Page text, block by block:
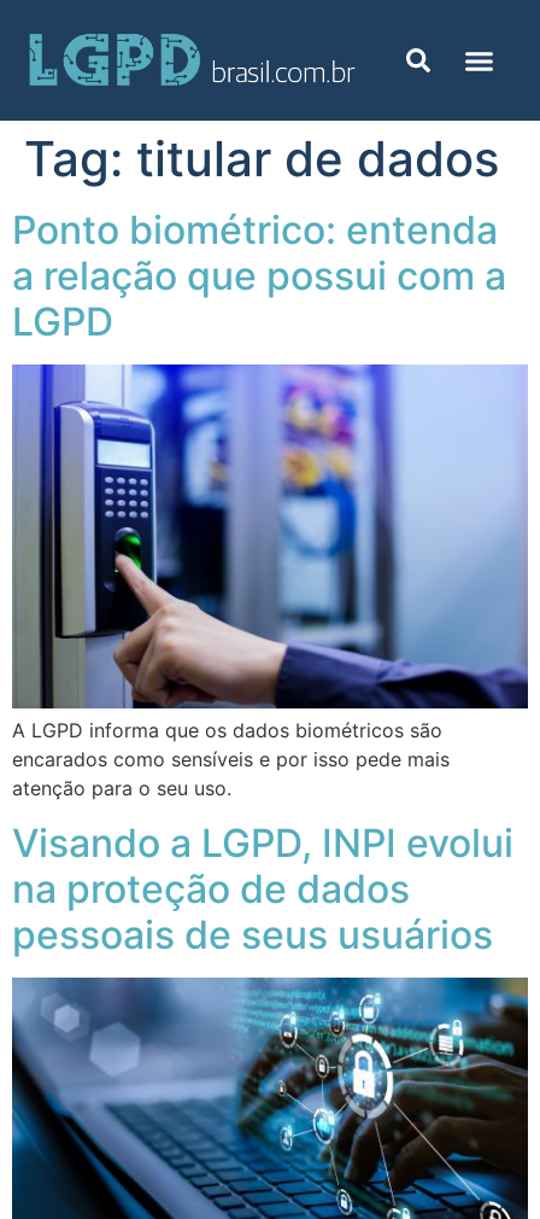
Tag: titular de dados
Ponto biométrico: entenda
a relação que possui com a
LGPD
A LGPD informa que os dados biométricos são
encarados como sensíveis e por isso pede mais
atenção para o seu uso.
Visando a LGPD, INPI evolui
na proteção de dados
pessoais de seus usuários